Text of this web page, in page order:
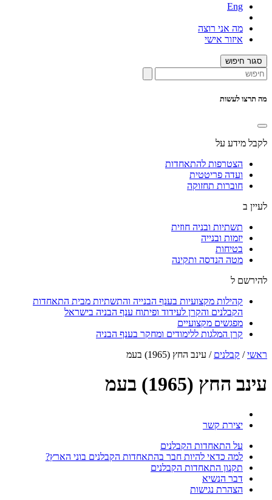
Eng
מה אני רוצה
איזור אישי
סגור חיפוש
מה תרצו לעשות
לקבל מידע על
הצטרפות להתאחדות
ועדה פריטטית
חוברות תחזוקה
לעיין ב
תשתיות ובניה חוזית
יזמות ובנייה
בטיחות
מטה הנדסה ותקינה
להירשם ל
קהילות מקצועיות בענף הבנייה והתשתיות מבית התאחדות
הקבלנים והקרן לעידוד ופיתוח ענף הבניה בישראל
מפגשים מקצועיים
קרן המלגות ללימודים ומחקר בענף הבניה
ראשי/ קבלנים / עינב החץ (1965) בעמ
עינב החץ (1965) בעמ
יצירת קשר
על התאחדות הקבלנים
למה כדאי להיות חבר בהתאחדות הקבלנים בוני הארץ?
תקנון התאחדות הקבלנים
דבר הנשיא
הצהרת נגישות